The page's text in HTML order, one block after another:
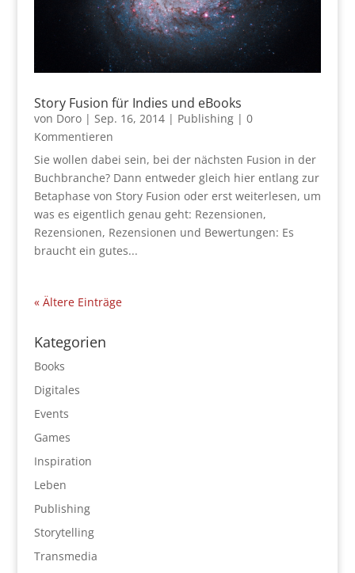
Story Fusion für Indies und eBooks
von Doro| Sep. 16, 2014| Publishing| 0
Kommentieren
Sie wollen dabei sein, bei der nächsten Fusion in der
Buchbranche? Dann entweder gleich hier entlang zur
Betaphase von Story Fusion oder erst weiterlesen, um
was es eigentlich genau geht: Rezensionen,
Rezensionen, Rezensionen und Bewertungen: Es
braucht ein gutes...
« Ältere Einträge
Kategorien
Books
Digitales
Events
Games
Inspiration
Leben
Publishing
Storytelling
Transmedia